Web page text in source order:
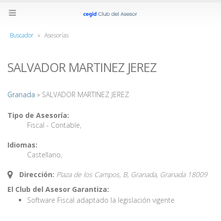
Buscador » Asesorías
SALVADOR MARTINEZ JEREZ
Granada » SALVADOR MARTINEZ JEREZ
Tipo de Asesoría:
Fiscal - Contable,
Idiomas:
Castellano,
Dirección: Plaza de los Campos, B, Granada, Granada 18009
El Club del Asesor Garantiza:
Software Fiscal adaptado la legislación vigente